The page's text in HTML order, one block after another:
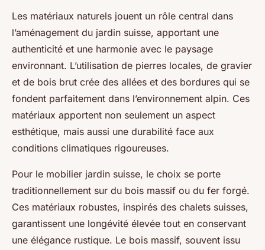
Les matériaux naturels jouent un rôle central dans
l’aménagement du jardin suisse, apportant une
authenticité et une harmonie avec le paysage
environnant. L’utilisation de pierres locales, de gravier
et de bois brut crée des allées et des bordures qui se
fondent parfaitement dans l’environnement alpin. Ces
matériaux apportent non seulement un aspect
esthétique, mais aussi une durabilité face aux
conditions climatiques rigoureuses.
Pour le mobilier jardin suisse, le choix se porte
traditionnellement sur du bois massif ou du fer forgé.
Ces matériaux robustes, inspirés des chalets suisses,
garantissent une longévité élevée tout en conservant
une élégance rustique. Le bois massif, souvent issu